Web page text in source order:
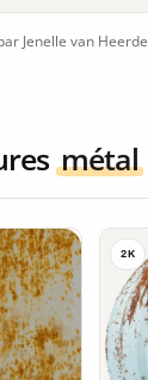
Jenelle van
métal
2K